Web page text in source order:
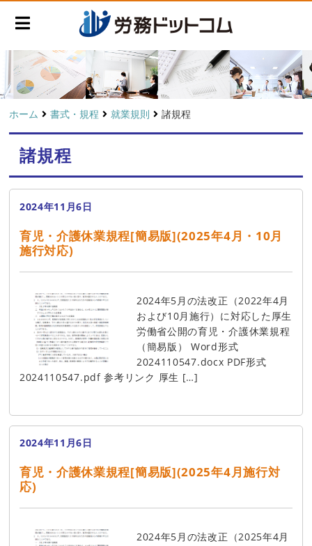
ホーム 書式・規程 就業規則 諸規程
諸規程
2024年11月6日
育児・介護休業規程[簡易版](2025年4月・10月
施行対応)
2024年5月の法改正（2022年4月
および10月施行）に対応した厚生
労働省公開の育児・介護休業規程
（簡易版） Word形式
2024110547.docx PDF形式
2024110547.pdf 参考リンク 厚生 […]
2024年11月6日
育児・介護休業規程[簡易版](2025年4月施行対
応)
2024年5月の法改正（2025年4月